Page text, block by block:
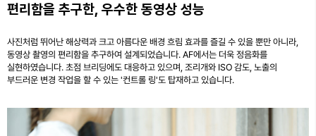
편리함을 추구한, 우수한 동영상 성능
사진처럼 뛰어난 해상력과 크고 아름다운 배경 흐림 효과를 즐길 수 있을 뿐만 아니라,
동영상 촬영의 편리함을 추구하여 설계되었습니다. AF에서는 더욱 정음화를
실현하였습니다. 초점 브리딩에도 대응하고 있으며, 조리개와 ISO 감도, 노출의
부드러운 변경 작업을 할 수 있는 '컨트롤 링'도 탑재하고 있습니다.